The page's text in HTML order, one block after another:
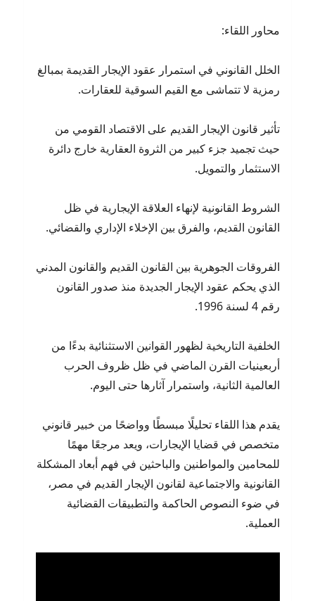
محاور اللقاء:
الخلل القانوني في استمرار عقود الإيجار القديمة بمبالغ
رمزية لا تتماشى مع القيم السوقية للعقارات.
تأثير قانون الإيجار القديم على الاقتصاد القومي من
حيث تجميد جزء كبير من الثروة العقارية خارج دائرة
الاستثمار والتمويل.
الشروط القانونية لإنهاء العلاقة الإيجارية في ظل
القانون القديم، والفرق بين الإخلاء الإداري والقضائي.
الفروقات الجوهرية بين القانون القديم والقانون المدني
الذي يحكم عقود الإيجار الجديدة منذ صدور القانون
رقم 4 لسنة 1996.
الخلفية التاريخية لظهور القوانين الاستثنائية بدءًا من
أربعينيات القرن الماضي في ظل ظروف الحرب
العالمية الثانية، واستمرار آثارها حتى اليوم.
يقدم هذا اللقاء تحليلًا مبسطًا وواضحًا من خبير قانوني
متخصص في قضايا الإيجارات، ويعد مرجعًا مهمًا
للمحامين والمواطنين والباحثين في فهم أبعاد المشكلة
القانونية والاجتماعية لقانون الإيجار القديم في مصر،
في ضوء النصوص الحاكمة والتطبيقات القضائية
العملية.